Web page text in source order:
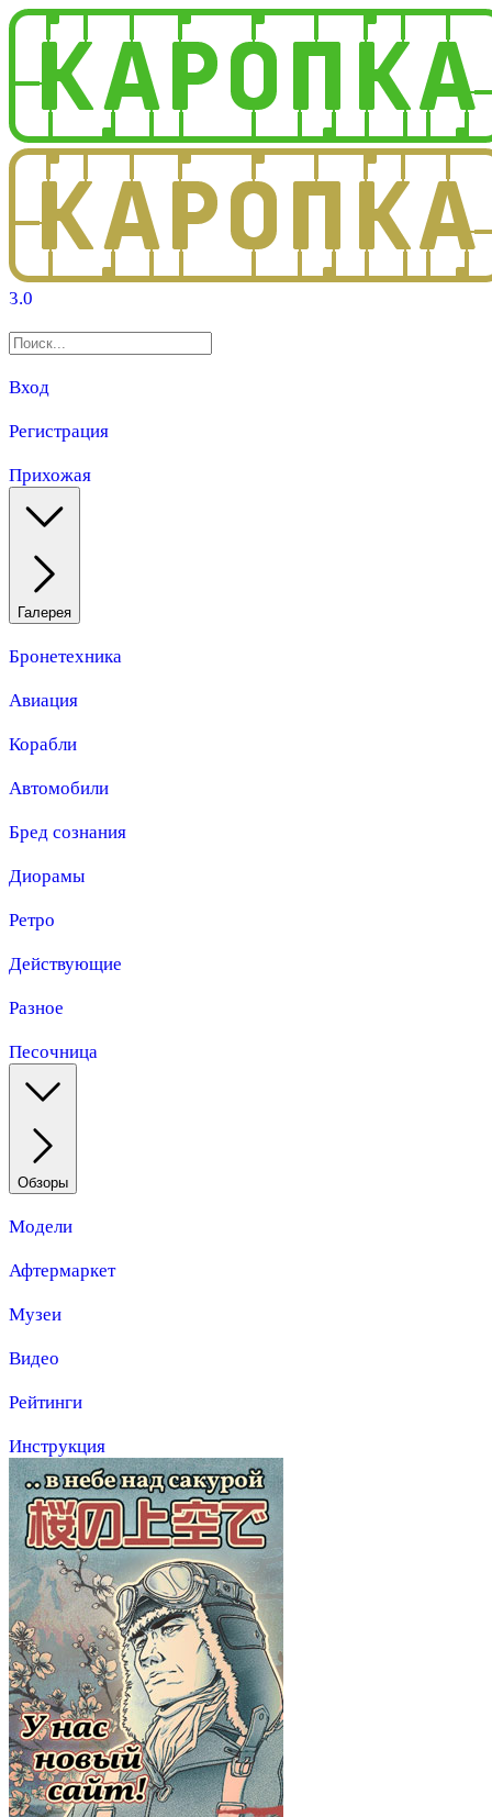
3.0
Вход
Регистрация
Прихожая
Галерея
Бронетехника
Авиация
Корабли
Автомобили
Бред сознания
Диорамы
Ретро
Действующие
Разное
Песочница
Обзоры
Модели
Афтермаркет
Музеи
Видео
Рейтинги
Инструкция